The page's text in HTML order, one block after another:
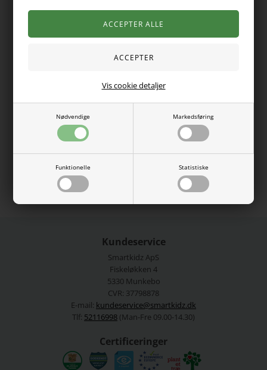
Nødvendige Markedsføring
Funktionelle Statistiske
Vis cookie detaljer
Mega fed Justin Bieber sweatshirt fra Name it med Bieber
loose / boxy fit.
95% økologisk bomuld, 5% elastan.
Vaskes ved 40 grader.
Varenummer:13226349-4404009
Kundeservice
Smartkidz ApS
Fiskeløkken 4
5330 Munkebo
CVR: 37798878
E-mail: kundeservice@smartkidz.dk
Tlf: 52116998 (Man-Fre 09.00-14.30)
Certificeringer